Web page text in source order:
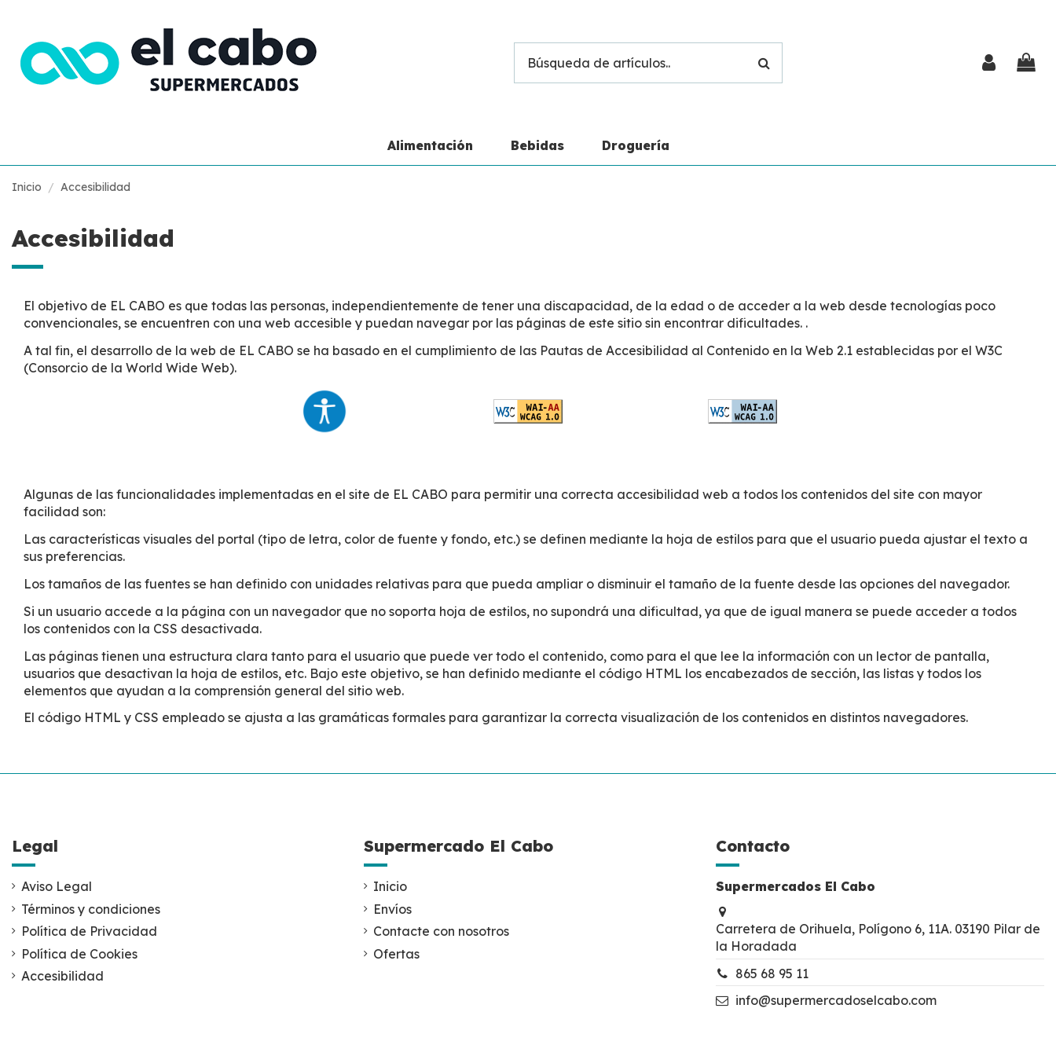
Alimentación Bebidas Droguería
Inicio Accesibilidad
Accesibilidad
El objetivo de EL CABO es que todas las personas, independientemente de tener una discapacidad, de la edad o de acceder a la web desde tecnologías poco
convencionales, se encuentren con una web accesible y puedan navegar por las páginas de este sitio sin encontrar dificultades. .
A tal fin, el desarrollo de la web de EL CABO se ha basado en el cumplimiento de las Pautas de Accesibilidad al Contenido en la Web 2.1 establecidas por el W3C
(Consorcio de la World Wide Web).
Algunas de las funcionalidades implementadas en el site de EL CABO para permitir una correcta accesibilidad web a todos los contenidos del site con mayor
facilidad son:
Las características visuales del portal (tipo de letra, color de fuente y fondo, etc.) se definen mediante la hoja de estilos para que el usuario pueda ajustar el texto a
sus preferencias.
Los tamaños de las fuentes se han definido con unidades relativas para que pueda ampliar o disminuir el tamaño de la fuente desde las opciones del navegador.
Si un usuario accede a la página con un navegador que no soporta hoja de estilos, no supondrá una dificultad, ya que de igual manera se puede acceder a todos
los contenidos con la CSS desactivada.
Las páginas tienen una estructura clara tanto para el usuario que puede ver todo el contenido, como para el que lee la información con un lector de pantalla,
usuarios que desactivan la hoja de estilos, etc. Bajo este objetivo, se han definido mediante el código HTML los encabezados de sección, las listas y todos los
elementos que ayudan a la comprensión general del sitio web.
El código HTML y CSS empleado se ajusta a las gramáticas formales para garantizar la correcta visualización de los contenidos en distintos navegadores.
Legal
Aviso Legal
Términos y condiciones
Política de Privacidad
Política de Cookies
Accesibilidad
Supermercado El Cabo
Inicio
Envíos
Contacte con nosotros
Ofertas
Contacto
Supermercados El Cabo
Carretera de Orihuela, Polígono 6, 11A. 03190 Pilar de
la Horadada
865 68 95 11
info@supermercadoselcabo.com